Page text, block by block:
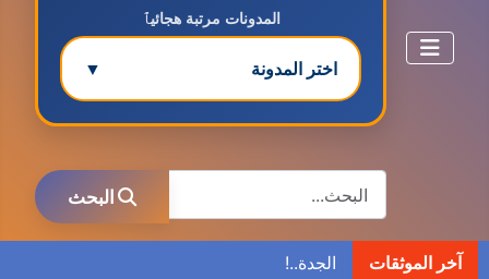
المدونات مرتبة هجائيٱ
اختر المدونة ▼
مدونة ابراهيم البراعم
عاملة
البحث
البحث
آخر الموثقات